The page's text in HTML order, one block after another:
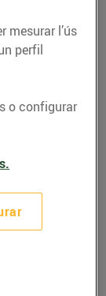
de
millorar
gran
al gust,
moment
mesurar l’ús
perfil
o configurar